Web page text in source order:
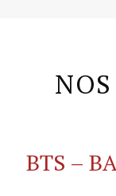
BTS –